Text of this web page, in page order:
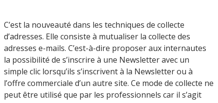
C’est la nouveauté dans les techniques de collecte
d’adresses. Elle consiste à mutualiser la collecte des
adresses e-mails. C’est-à-dire proposer aux internautes
la possibilité de s’inscrire à une Newsletter avec un
simple clic lorsqu’ils s’inscrivent à la Newsletter ou à
l’offre commerciale d’un autre site. Ce mode de collecte ne
peut être utilisé que par les professionnels car il s’agit